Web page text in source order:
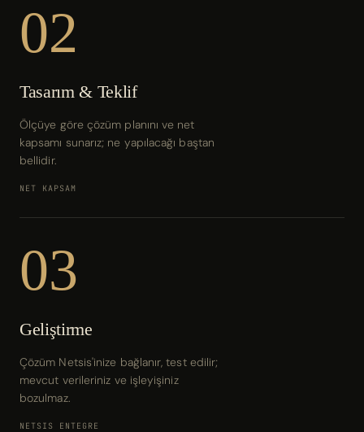
02
Tasarım & Teklif
Ölçüye göre çözüm planını ve net
kapsamı sunarız; ne yapılacağı baştan
bellidir.
NET KAPSAM
03
Geliştirme
Çözüm Netsis'inize bağlanır, test edilir;
mevcut verileriniz ve işleyişiniz
bozulmaz.
NETSIS ENTEGRE